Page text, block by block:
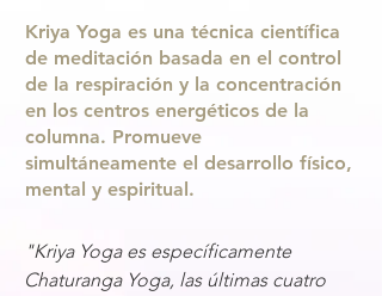
Kriya Yoga es una técnica científica
de meditación basada en el control
de la respiración y la concentración
en los centros energéticos de la
columna. Promueve
simultáneamente el desarrollo físico,
mental y espiritual.
"Kriya Yoga es específicamente
Chaturanga Yoga, las últimas cuatro